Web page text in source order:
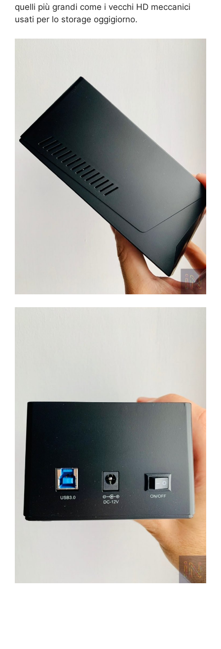
quelli più grandi come i vecchi HD meccanici
usati per lo storage oggigiorno.